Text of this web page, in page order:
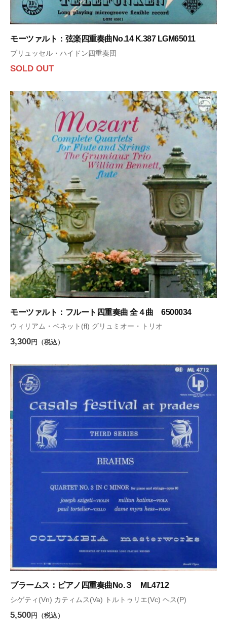
モーツァルト：弦楽四重奏曲No.14 K.387 LGM65011
ブリュッセル・ハイドン四重奏団
SOLD OUT
モーツァルト：フルート四重奏曲 全４曲 6500034
ウィリアム・ベネット(fl) グリュミオー・トリオ
3,300円（税込）
ブラームス：ピアノ四重奏曲No.３ ML4712
シゲティ(Vn) カティムス(Va) トルトゥリエ(Vc) ヘス(P)
5,500円（税込）